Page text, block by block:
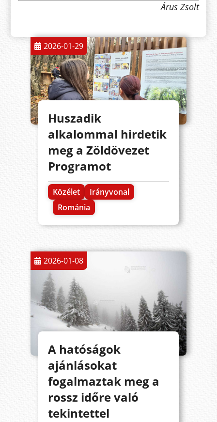
Árus Zsolt
2026-01-29
Huszadik
alkalommal hirdetik
meg a Zöldövezet
Programot
Közélet
Irányvonal
Románia
2026-01-08
A hatóságok
ajánlásokat
fogalmaztak meg a
rossz időre való
tekintettel